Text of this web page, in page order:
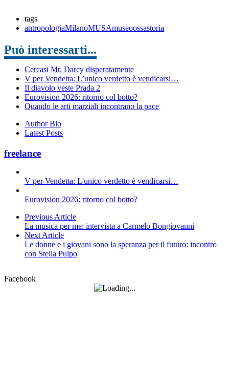
tags
antropologiaMilanoMUSAmuseoossastoria
Può interessarti...
Cercasi Mr. Darcy disperatamente
V per Vendetta: L’unico verdetto è vendicarsi…
Il diavolo veste Prada 2
Eurovision 2026: ritorno col botto?
Quando le arti marziali incontrano la pace
Author Bio
Latest Posts
freelance
V per Vendetta: L'unico verdetto è vendicarsi…
Eurovision 2026: ritorno col botto?
Previous Article
La musica per me: intervista a Carmelo Bongiovanni
Next Article
Le donne e i giovani sono la speranza per il futuro: incontro
con Stella Pulpo
Facebook